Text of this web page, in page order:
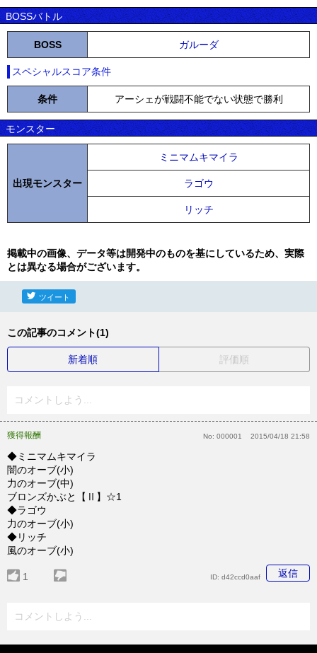
BOSSバトル
BOSS ガルーダ
スペシャルスコア条件
条件 アーシェが戦闘不能でない状態で勝利
モンスター
出現モンスター
ミニマムキマイラ
ラゴウ
リッチ
掲載中の画像、データ等は開発中のものを基にしているため、実際
とは異なる場合がございます。
ツイート
この記事のコメント(1)
新着順 評価順
コメントしよう...
獲得報酬 No: 000001 2015/04/18 21:58
◆ミニマムキマイラ
闇のオーブ(小)
力のオーブ(中)
ブロンズかぶと【Ⅱ】☆1
◆ラゴウ
力のオーブ(小)
◆リッチ
風のオーブ(小)
1 返信
ID: d42ccd0aaf
コメントしよう...